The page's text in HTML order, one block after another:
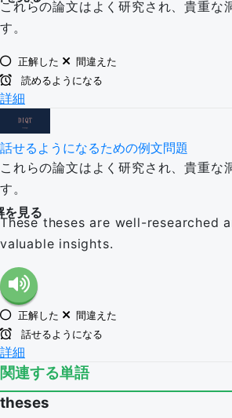
これらの論文はよく研究され、貴重な
す。
正解した
間違えた
読めるようになる
詳細
話せるようになるための例文問題
これらの論文はよく研究され、貴重な
す。
を見る
These theses are well-researched
valuable insights.
正解した
間違えた
話せるようになる
詳細
関連する単語
theses